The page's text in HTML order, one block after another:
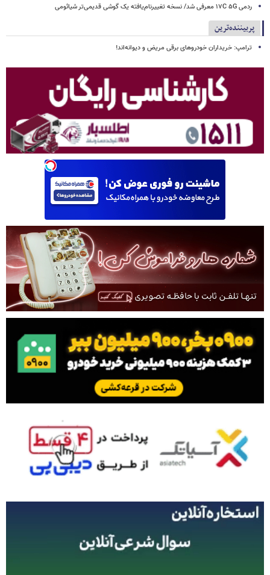
ردمی ۱۷C ۵G معرفی شد/ نسخه تغییرنام‌یافته یک گوشی قدیمی‌تر شیائومی
پربیننده‌ترین
ترامپ: خریداران خودروهای برقی مریض و دیوانه‌اند!